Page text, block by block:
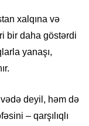
xalqına və
bir daha göstərdi
yanaşı,
deyil, həm də
– qarşılıqlı